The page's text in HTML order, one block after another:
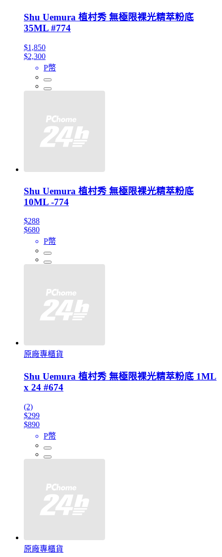
Shu Uemura 植村秀 無極限裸光精萃粉底
35ML #774
$1,850
$2,300
P幣
Shu Uemura 植村秀 無極限裸光精萃粉底
10ML -774
$288
$680
P幣
原廠專櫃貨
Shu Uemura 植村秀 無極限裸光精萃粉底 1ML
x 24 #674
(2)
$299
$890
P幣
原廠專櫃貨